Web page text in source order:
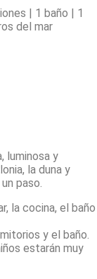
| 1 baño | 1
del mar
luminosa y
la duna y
paso.
la cocina, el baño
y el baño.
estarán muy